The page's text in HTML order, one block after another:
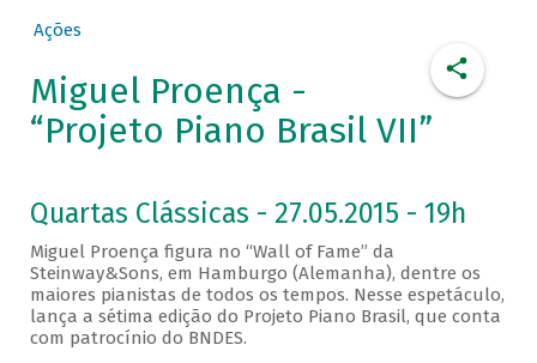
Ações
Miguel Proença -
“Projeto Piano Brasil VII”
Quartas Clássicas - 27.05.2015 - 19h
Miguel Proença figura no “Wall of Fame” da
Steinway&Sons, em Hamburgo (Alemanha), dentre os
maiores pianistas de todos os tempos. Nesse espetáculo,
lança a sétima edição do Projeto Piano Brasil, que conta
com patrocínio do BNDES.